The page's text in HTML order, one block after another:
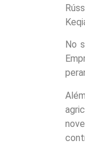
No